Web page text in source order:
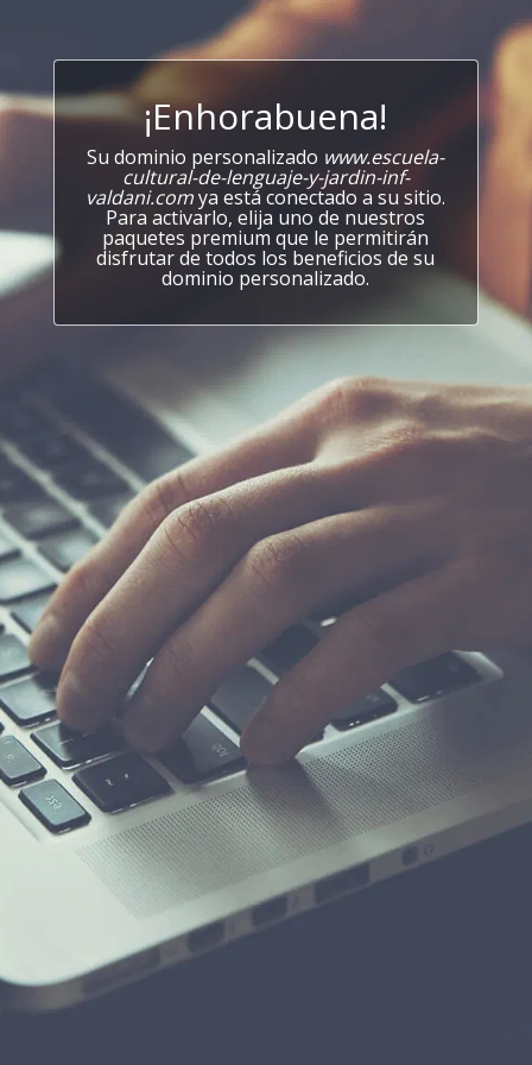
¡Enhorabuena!
Su dominio personalizado www.escuela-
cultural-de-lenguaje-y-jardin-inf-
valdani.comya está conectado a su sitio.
Para activarlo, elija uno de nuestros
paquetes premium que le permitirán
disfrutar de todos los beneficios de su
dominio personalizado.